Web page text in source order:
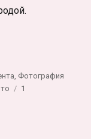
Монсеррат
Фотография
1